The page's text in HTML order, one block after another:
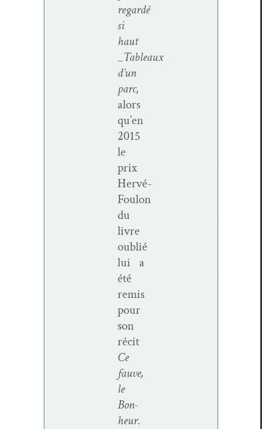
regardé
si
haut
_Tableaux
d’un
parc,
alors
qu’en
2015
le
prix
Hervé-
Foulon
du
livre
oublié
lui a
été
remis
pour
son
réc­it
Ce
fauve,
le
Bon­
heur.